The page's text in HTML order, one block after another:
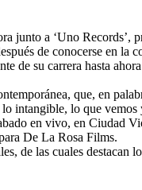
junto a ‘Uno Records’,
de conocerse en
su carrera hasta
que, en
intangible, lo que
en vivo, en Ciudad
De La Rosa Films.
de las cuales destacan